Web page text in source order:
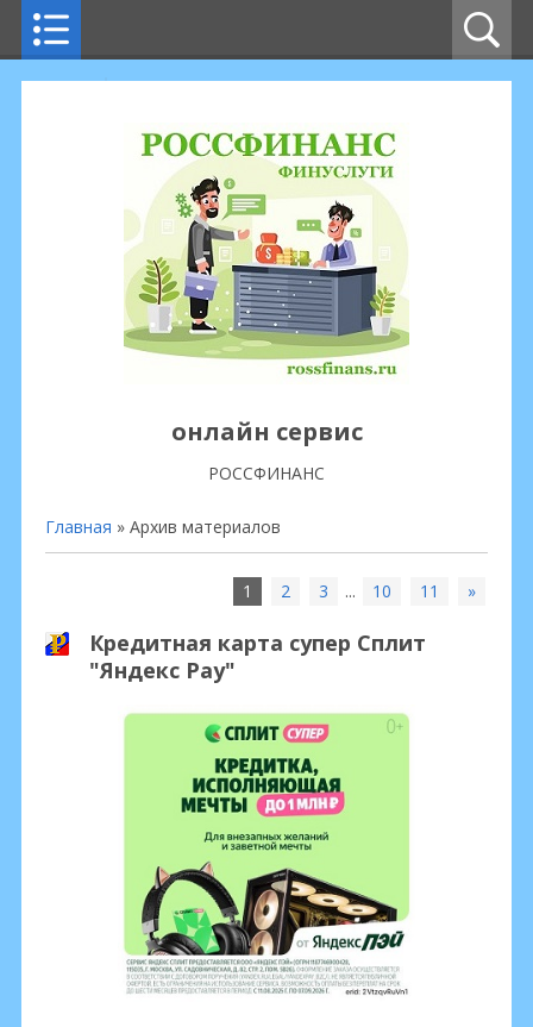
онлайн сервис
РОССФИНАНС
Главная » Архив материалов
1 2 3 ... 10 11 »
Кредитная карта супер Сплит
"Яндекс Pay"